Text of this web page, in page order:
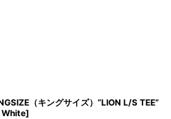
（キングサイズ）“LION L/S TEE”
]